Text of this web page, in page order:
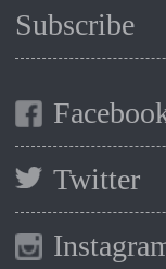
Subscribe
Twitter